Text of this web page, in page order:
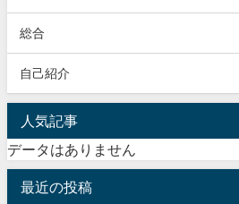
総合
自己紹介
人気記事
データはありません
最近の投稿